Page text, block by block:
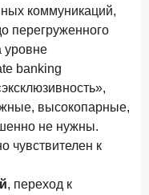
коммуникаций,
перегруженного
уровне
banking
высокопарные,
не нужны.
чувствителен к
, переход к